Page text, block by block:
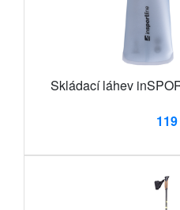
Skládací láhev